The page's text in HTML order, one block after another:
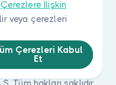
Çerezlere İlişkin
veya çerezleri
Çerezleri Kabul
Et